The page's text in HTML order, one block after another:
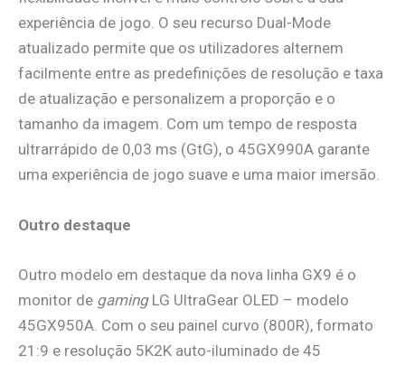
experiência de jogo. O seu recurso Dual-Mode
atualizado permite que os utilizadores alternem
facilmente entre as predefinições de resolução e taxa
de atualização e personalizem a proporção e o
tamanho da imagem. Com um tempo de resposta
ultrarrápido de 0,03 ms (GtG), o 45GX990A garante
uma experiência de jogo suave e uma maior imersão.
Outro destaque
Outro modelo em destaque da nova linha GX9 é o
monitor de gamingLG UltraGear OLED – modelo
45GX950A. Com o seu painel curvo (800R), formato
21:9 e resolução 5K2K auto-iluminado de 45